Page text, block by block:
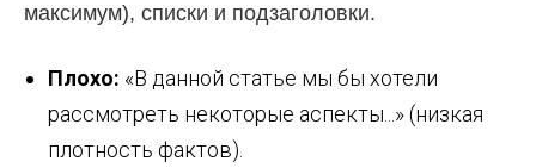
максимум), списки и подзаголовки.
Плохо: «В данной статье мы бы хотели
рассмотреть некоторые аспекты...» (низкая
плотность фактов).